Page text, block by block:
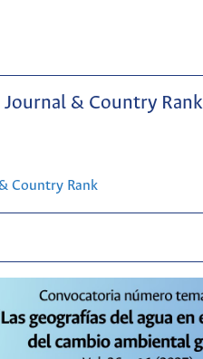
Journal & Country Rank